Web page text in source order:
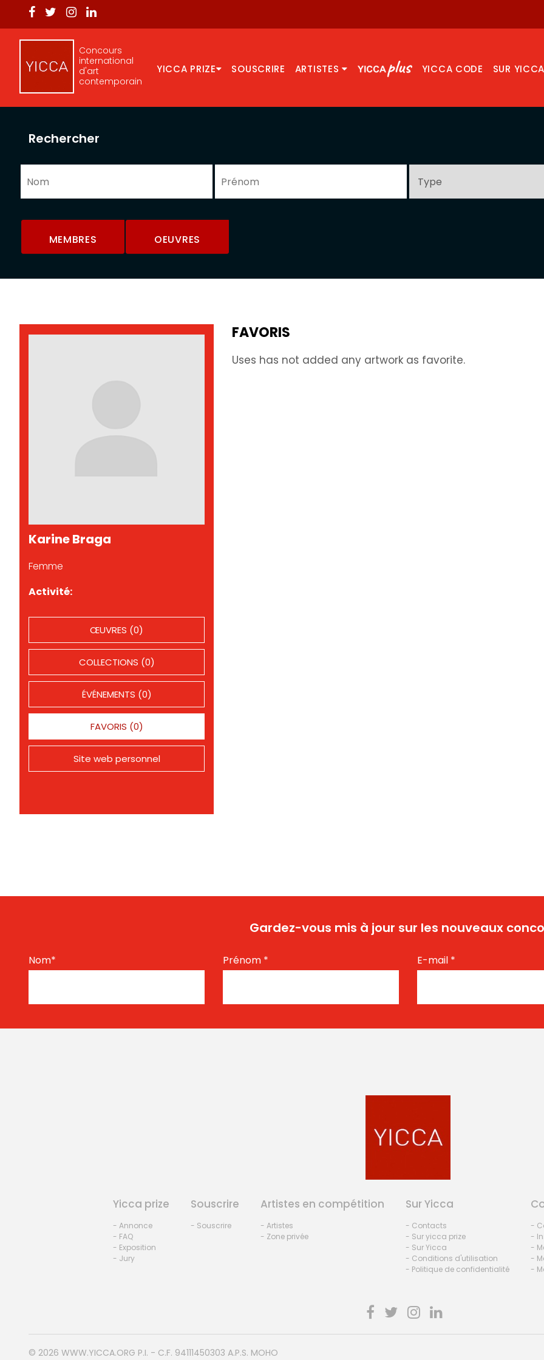
Concours
international
d'art
contemporain
YICCA PRIZE SOUSCRIRE ARTISTES YICCA CODE SUR
Rechercher
MEMBRES OEUVRES
Karine Braga
Femme
Activité:
ŒUVRES (0)
COLLECTIONS (0)
ÉVÉNEMENTS (0)
FAVORIS (0)
Site web personnel
FAVORIS
Uses has not added any artwork as favorite.
Gardez-vous mis à jour sur les nouveaux
Nom* Prénom * E-mail *
Yicca prize
- Annonce
- FAQ
- Exposition
- Jury
Souscrire
- Souscrire
Artistes en compétition
- Artistes
- Zone privée
Sur Yicca
- Contacts
- Sur yicca prize
- Sur Yicca
- Conditions d'utilisation
- Politique de confidentialité
-
-
-
-
-
© 2026 WWW.YICCA.ORG P.I. - C.F. 94111450303 A.P.S. MOHO